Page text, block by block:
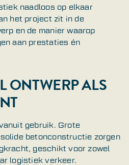
naadloos op elkaar
het project zit in de
en de manier waarop
aan prestaties én
ONTWERP ALS
gebruik. Grote
betonconstructie zorgen
geschikt voor zowel
logistiek verkeer.